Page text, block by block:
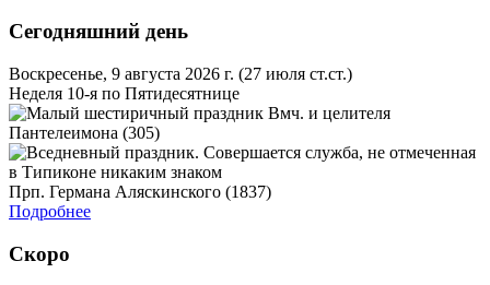
Сегодняшний день
Воскресенье, 9 августа 2026 г. (27 июля ст.ст.)
Неделя 10-я по Пятидесятнице
Вмч. и целителя
Пантелеимона (305)
Прп. Германа Аляскинского (1837)
Подробнее
Скоро